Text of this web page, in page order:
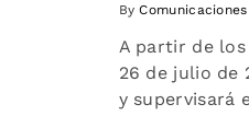
By
A partir de
26 de julio de
y supervisará